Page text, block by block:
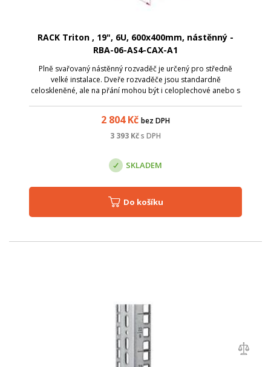
RACK Triton , 19", 6U, 600x400mm, nástěnný -
RBA-06-AS4-CAX-A1
Plně svařovaný nástěnný rozvaděč je určený pro středně
velké instalace. Dveře rozvaděče jsou standardně
celoskleněné, ale na přání mohou být i celoplechové anebo s
2 804Kč bez DPH
3 393 Kčs DPH
SKLADEM
Do košíku